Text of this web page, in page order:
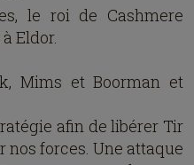
le roi de Cashmere
Eldor.
Mims et Boorman et
afin de libérer Tir
nos forces. Une attaque